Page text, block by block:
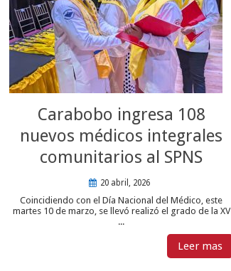
Carabobo ingresa 108
nuevos médicos integrales
comunitarios al SPNS
20 abril, 2026
Coincidiendo con el Día Nacional del Médico, este
martes 10 de marzo, se llevó realizó el grado de la XV
...
Leer mas